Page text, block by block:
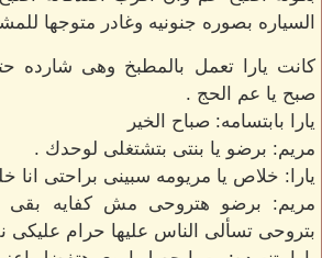
السياره بصوره جنونيه وغادر متوجها
كانت يارا تعمل بالمطبخ وهى شارده
صبح يا عم الحج .
يارا بابتسامه: صباح الخير
مريم: برضو يا بنتى بتشتغلى لوحدك .
يارا: خلاص يا مريومه سبينى براحتى
مريم: برضو هتروحى مش كفايه بقى
بتروحى تسألى الناس عليها حرام